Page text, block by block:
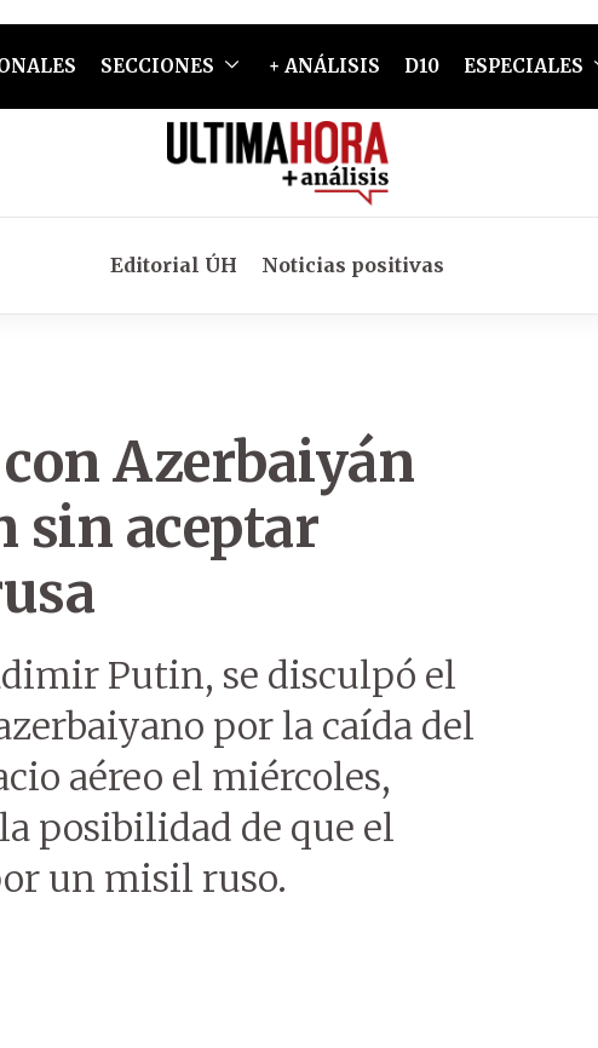
SECCIONES + ANÁLISIS D10 ESPECIALES
Editorial ÚH Noticias positivas
Azerbaiyán
sin aceptar
Putin, se disculpó el
por la caída del
aéreo el miércoles,
posibilidad de que el
un misil ruso.